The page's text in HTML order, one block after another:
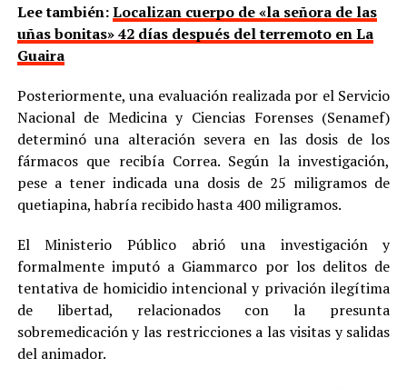
Lee también:Localizan cuerpo de «la señora de las
uñas bonitas» 42 días después del terremoto en La
Guaira
Posteriormente, una evaluación realizada por el Servicio
Nacional de Medicina y Ciencias Forenses (Senamef)
determinó una alteración severa en las dosis de los
fármacos que recibía Correa. Según la investigación,
pese a tener indicada una dosis de 25 miligramos de
quetiapina, habría recibido hasta 400 miligramos.
El Ministerio Público abrió una investigación y
formalmente imputó a Giammarco por los delitos de
tentativa de homicidio intencional y privación ilegítima
de libertad, relacionados con la presunta
sobremedicación y las restricciones a las visitas y salidas
del animador.